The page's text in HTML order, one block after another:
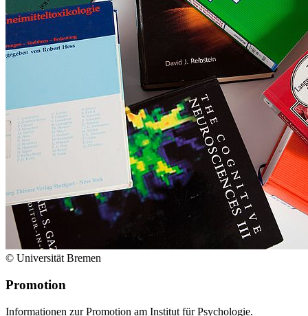
© Universität Bremen
Promotion
Informationen zur Promotion am Institut für Psychologie.